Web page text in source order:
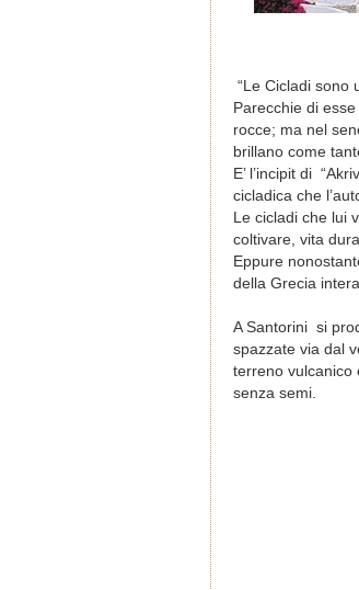
“Le Cicladi sono
Parecchie di
rocce; ma nel
brillano come
E’ l’incipit di
cicladica che
Le cicladi che lui
coltivare, vita
Eppure
della Grecia intera.
A Santorini si
spazzate via dal
terreno vulcanico
senza semi.